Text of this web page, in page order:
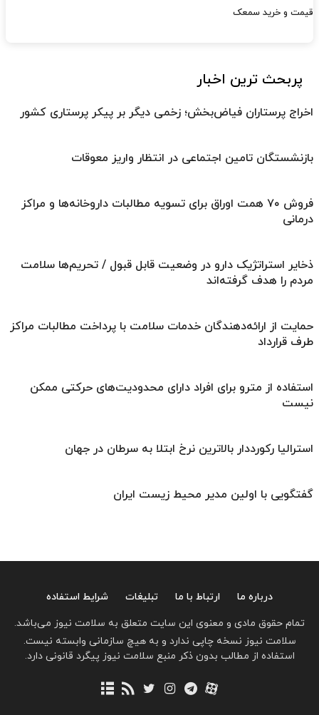
قیمت و خرید سمعک
پربحث ترین اخبار
اخراج پرستاران فیاض‌بخش؛ زخمی دیگر بر پیکر پرستاری کشور
بازنشستگان تامین اجتماعی در انتظار واریز معوقات
فروش ۷۰ همت اوراق برای تسویه مطالبات داروخانه‌ها و مراکز
درمانی
ذخایر استراتژیک دارو در وضعیت قابل قبول / تحریم‌ها سلامت
مردم را هدف گرفته‌اند
حمایت از ارائه‌دهندگان خدمات سلامت با پرداخت مطالبات مراکز
طرف قرارداد
استفاده از مترو برای افراد دارای محدودیت‌های حرکتی ممکن
نیست
استرالیا رکورددار بالاترین نرخ ابتلا به سرطان در جهان
گفتگویی با اولین مدیر محیط زیست ایران
درباره ما ارتباط با ما تبلیغات
شرایط استفاده
تمام حقوق مادی و معنوی این سایت متعلق به سلامت نیوز می‌باشد.
سلامت نیوز نسخه چاپی ندارد و به هیچ سازمانی وابسته نیست.
استفاده از مطالب بدون ذکر منبع سلامت نیوز پیگرد قانونی دارد.